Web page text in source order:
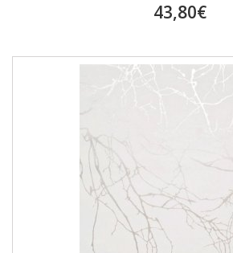
43,80€